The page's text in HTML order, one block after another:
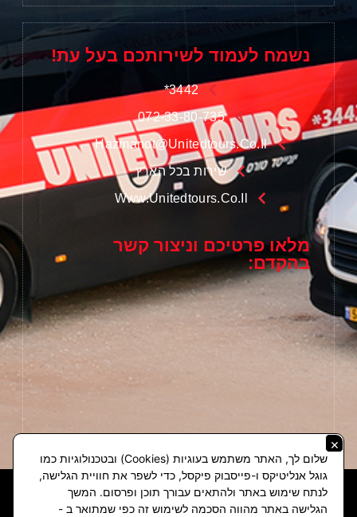
נשמח לעמוד לשירותכם בעל עת!
3442*
072-33-80-735
Hazmanot@unitedtours.co.il
שירות בכל הארץ
Www.unitedtours.co.il
מלאו פרטיכם וניצור קשר
בהקדם:
×
שלום לך, האתר משתמש בעוגיות (Cookies) ובטכנולוגיות כמו
גוגל אנליטיקס ו-פייסבוק פיקסל, כדי לשפר את חוויית הגלישה,
לנתח שימוש באתר ולהתאים עבורך תוכן ופרסום. המשך
הגלישה באתר מהווה הסכמה לשימוש זה כפי שמתואר ב -